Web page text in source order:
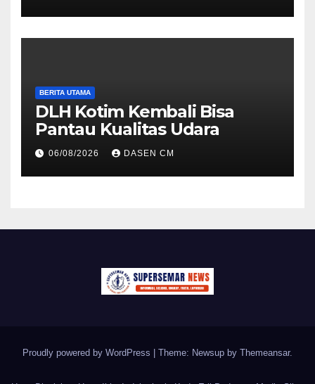
BERITA UTAMA
DLH Kotim Kembali Bisa
Pantau Kualitas Udara
06/08/2026 DASEN CM
Proudly powered by WordPress Theme: Newsup by Themeansar.